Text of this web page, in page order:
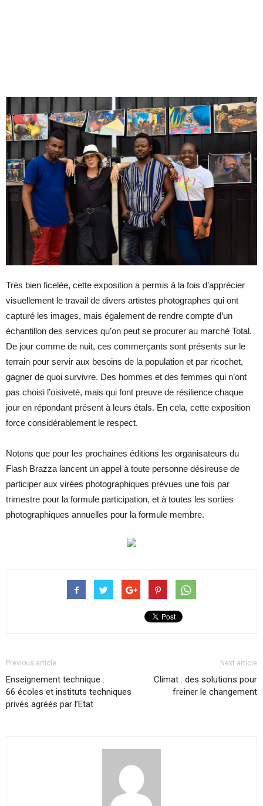
Très bien ficelée, cette exposition a permis à la fois d’apprécier
visuellement le travail de divers artistes photographes qui ont
capturé les images, mais également de rendre compte d’un
échantillon des services qu’on peut se procurer au marché Total.
De jour comme de nuit, ces commerçants sont présents sur le
terrain pour servir aux besoins de la population et par ricochet,
gagner de quoi survivre. Des hommes et des femmes qui n’ont
pas choisi l’oisiveté, mais qui font preuve de résilience chaque
jour en répondant présent à leurs étals. En cela, cette exposition
force considérablement le respect.
Notons que pour les prochaines éditions les organisateurs du
Flash Brazza lancent un appel à toute personne désireuse de
participer aux virées photographiques prévues une fois par
trimestre pour la formule participation, et à toutes les sorties
photographiques annuelles pour la formule membre.
Previous article
Enseignement technique :
66 écoles et instituts techniques
privés agréés par l’Etat
Next article
Climat : des solutions pour
freiner le changement